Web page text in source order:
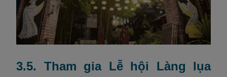
3.5. Tham gia Lễ hội Làng lụa